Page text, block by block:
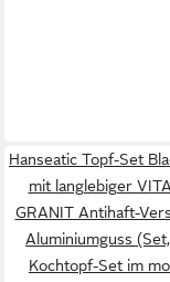
Hanseatic Topf-Set
mit langlebiger
GRANIT Antihaft-
Aluminiumguss
Kochtopf-Set im